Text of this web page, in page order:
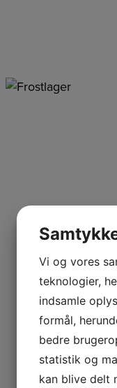
Vi og vores
teknologier,
indsamle
formål,
bedre
statistik og
kan blive delt